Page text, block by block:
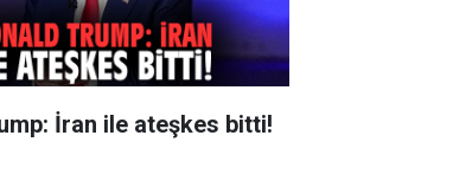
İran ile ateşkes bitti!